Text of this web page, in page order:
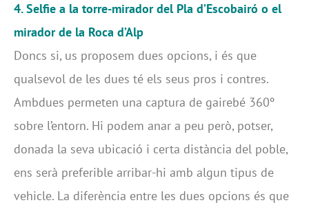
4. Selfie a la torre-mirador del Pla d’Escobairó o el
mirador de la Roca d’Alp
Doncs si, us proposem dues opcions, i és que
qualsevol de les dues té els seus pros i contres.
Ambdues permeten una captura de gairebé 360º
sobre l’entorn. Hi podem anar a peu però, potser,
donada la seva ubicació i certa distància del poble,
ens serà preferible arribar-hi amb algun tipus de
vehicle. La diferència entre les dues opcions és que